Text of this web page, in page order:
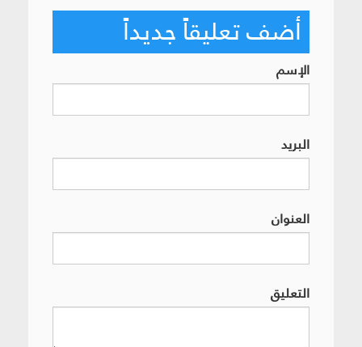
أضف تعليقاً جديداً
الإسم
البريد
العنوان
التعليق